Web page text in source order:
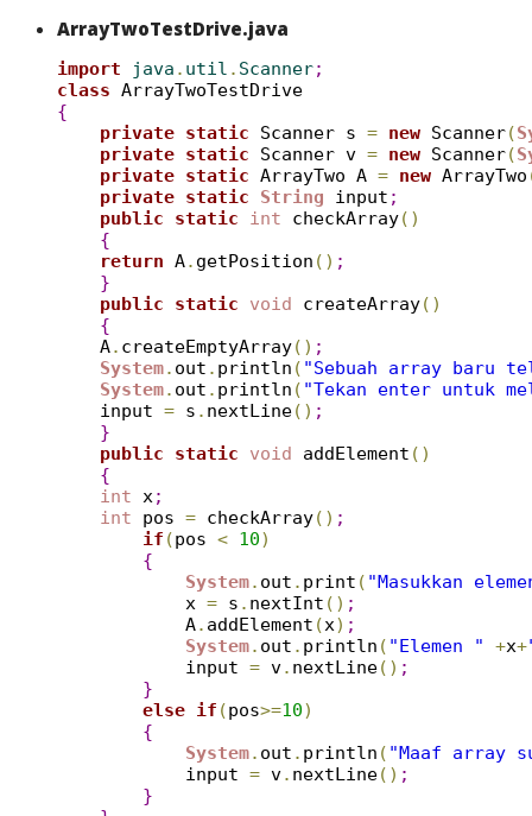
ArrayTwoTestDrive.java
import java . util . Scanner;
class
{
private static Scanner s = new Scanner(
private static Scanner v = new Scanner(
private static ArrayTwo A = new ArrayTwo
private static String input ;
public
static int checkArray( )
{
return A. getPosition ( ) ;
}
public
static void createArray( )
{
    A
. createEmptyArray( ) ;
System. out . println ( "Sebuah array baru
System. out . println ( "Tekan enter untuk
    input
= s . nextLine( ) ;
}
public
static void addElement ( )
{
int x;
int pos = checkArray( ) ;
if (pos < 10)
{
System. out . print ( "Masukkan
            x
= s . nextInt ( ) ;
            A
. addElement (x) ;
System. out . println ( "Elemen " +x+
            input
= v. nextLine( ) ;
}
else if (pos>=10)
{
System. out . println ( "Maaf array
            input
= v. nextLine( ) ;
}